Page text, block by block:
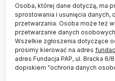
Naukowcy odkryli
myszom z
zamiast usuwać złogi
przywróciła pracę
pamięcią. Jeśli podobnie
oznaczać szansę na
także innych chorób -
Osoba, której dane dotyczą, ma
sprostowania i usunięcia danych,
przetwarzania. Osoba może też
przetwarzanie danych
Wszelkie zgłoszenia dotyczące
prosimy kierować na adres
adres Fundacja PAP, ul. Bracka 6/
dopiskiem "ochrona danych